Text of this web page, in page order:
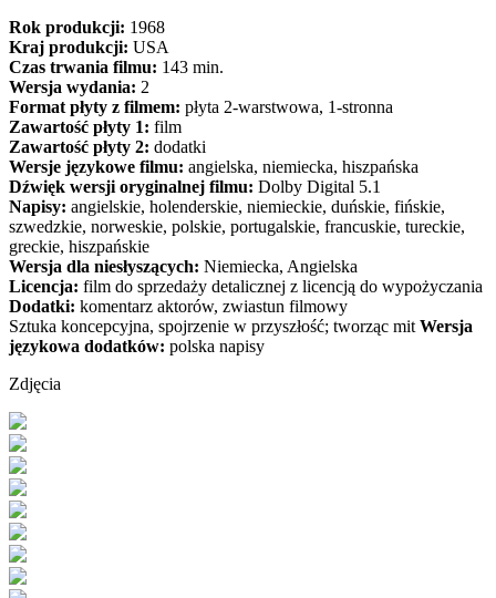
Rok produkcji: 1968
Kraj produkcji: USA
Czas trwania filmu: 143 min.
Wersja wydania: 2
Format płyty z filmem: płyta 2-warstwowa, 1-stronna
Zawartość płyty 1: film
Zawartość płyty 2: dodatki
Wersje językowe filmu: angielska, niemiecka, hiszpańska
Dźwięk wersji oryginalnej filmu: Dolby Digital 5.1
Napisy: angielskie, holenderskie, niemieckie, duńskie, fińskie,
szwedzkie, norweskie, polskie, portugalskie, francuskie, tureckie,
greckie, hiszpańskie
Wersja dla niesłyszących: Niemiecka, Angielska
Licencja: film do sprzedaży detalicznej z licencją do wypożyczania
Dodatki: komentarz aktorów, zwiastun filmowy
Sztuka koncepcyjna, spojrzenie w przyszłość; tworząc mit Wersja
językowa dodatków: polska napisy
Zdjęcia